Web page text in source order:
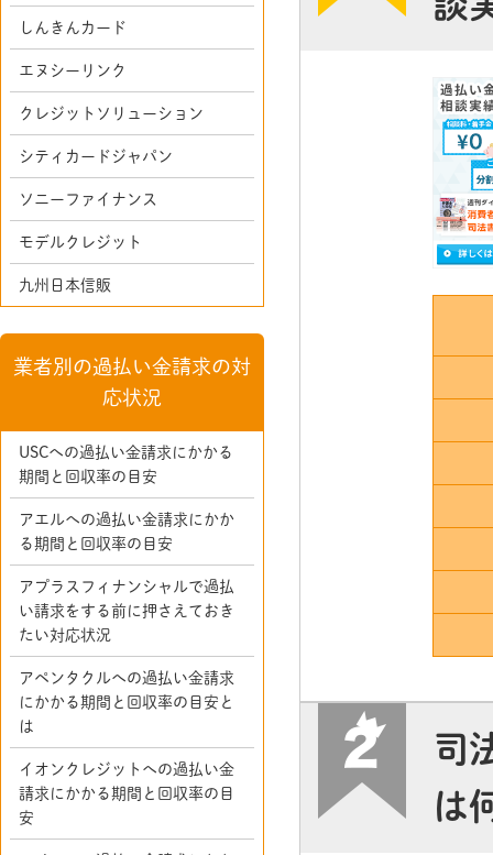
司
は
しんきんカード
エヌシーリンク
クレジットソリューション
シティカードジャパン
ソニーファイナンス
モデルクレジット
九州日本信販
業者別の過払い金請求の対
応状況
USCへの過払い金請求にかかる
期間と回収率の目安
アエルへの過払い金請求にかか
る期間と回収率の目安
アプラスフィナンシャルで過払
い請求をする前に押さえておき
たい対応状況
アペンタクルへの過払い金請求
にかかる期間と回収率の目安と
は
イオンクレジットへの過払い金
請求にかかる期間と回収率の目
安